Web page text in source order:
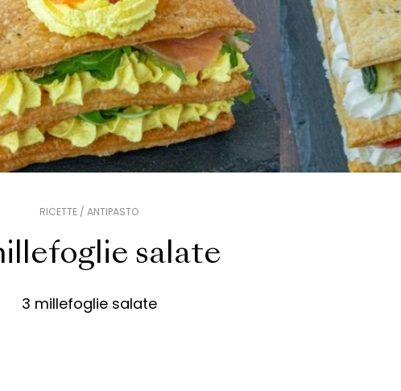
RICETTE / ANTIPASTO
salate
3 millefoglie salate